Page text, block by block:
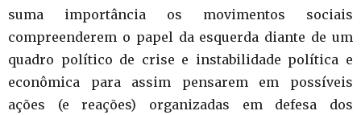
suma importância os movimentos sociais
compreenderem o papel da esquerda diante de um
quadro político de crise e instabilidade política e
econômica para assim pensarem em possíveis
ações (e reações) organizadas em defesa dos